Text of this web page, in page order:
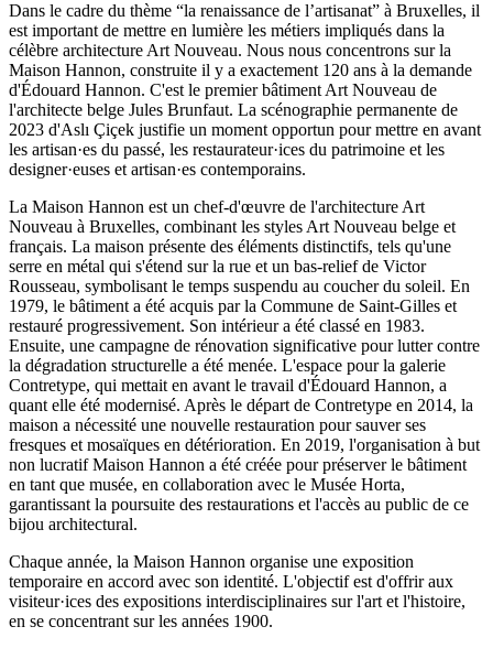
Dans le cadre du thème “la renaissance de l’artisanat” à Bruxelles, il
est important de mettre en lumière les métiers impliqués dans la
célèbre architecture Art Nouveau. Nous nous concentrons sur la
Maison Hannon, construite il y a exactement 120 ans à la demande
d'Édouard Hannon. C'est le premier bâtiment Art Nouveau de
l'architecte belge Jules Brunfaut. La scénographie permanente de
2023 d'Aslı Çiçek justifie un moment opportun pour mettre en avant
les artisan·es du passé, les restaurateur·ices du patrimoine et les
designer·euses et artisan·es contemporains.
La Maison Hannon est un chef-d'œuvre de l'architecture Art
Nouveau à Bruxelles, combinant les styles Art Nouveau belge et
français. La maison présente des éléments distinctifs, tels qu'une
serre en métal qui s'étend sur la rue et un bas-relief de Victor
Rousseau, symbolisant le temps suspendu au coucher du soleil. En
1979, le bâtiment a été acquis par la Commune de Saint-Gilles et
restauré progressivement. Son intérieur a été classé en 1983.
Ensuite, une campagne de rénovation significative pour lutter contre
la dégradation structurelle a été menée. L'espace pour la galerie
Contretype, qui mettait en avant le travail d'Édouard Hannon, a
quant elle été modernisé. Après le départ de Contretype en 2014, la
maison a nécessité une nouvelle restauration pour sauver ses
fresques et mosaïques en détérioration. En 2019, l'organisation à but
non lucratif Maison Hannon a été créée pour préserver le bâtiment
en tant que musée, en collaboration avec le Musée Horta,
garantissant la poursuite des restaurations et l'accès au public de ce
bijou architectural.
Chaque année, la Maison Hannon organise une exposition
temporaire en accord avec son identité. L'objectif est d'offrir aux
visiteur·ices des expositions interdisciplinaires sur l'art et l'histoire,
en se concentrant sur les années 1900.